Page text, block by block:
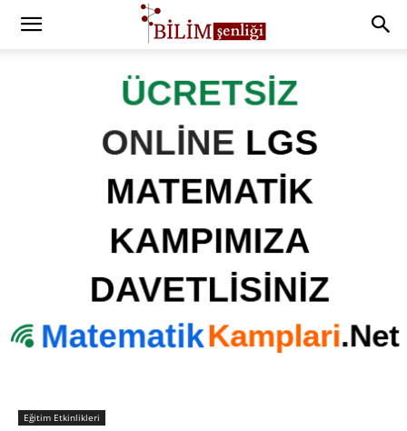
Eğitim Etkinlikleri